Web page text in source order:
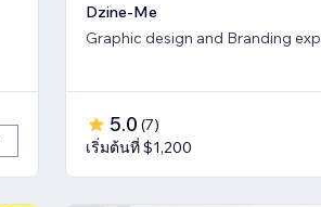
Dzine-Me
Graphic design and Branding
5.0 (7)
เริ่มต้นที่ $1,200